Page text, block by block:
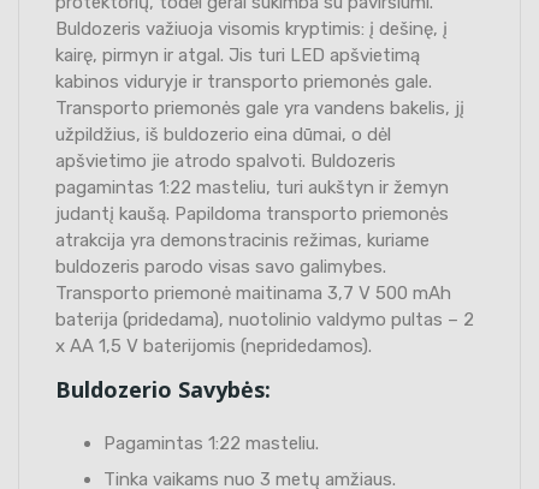
Buldozeris važiuoja visomis kryptimis: į dešinę, į
kairę, pirmyn ir atgal. Jis turi LED apšvietimą
kabinos viduryje ir transporto priemonės gale.
Transporto priemonės gale yra vandens bakelis, jį
užpildžius, iš buldozerio eina dūmai, o dėl
apšvietimo jie atrodo spalvoti. Buldozeris
pagamintas 1:22 masteliu, turi aukštyn ir žemyn
judantį kaušą. Papildoma transporto priemonės
atrakcija yra demonstracinis režimas, kuriame
buldozeris parodo visas savo galimybes.
Transporto priemonė maitinama 3,7 V 500 mAh
baterija (pridedama), nuotolinio valdymo pultas – 2
x AA 1,5 V baterijomis (nepridedamos).
Buldozerio Savybės:
Pagamintas 1:22 masteliu.
Tinka vaikams nuo 3 metų amžiaus.